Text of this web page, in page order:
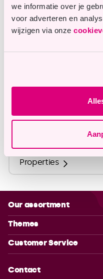
we informatie over je
voor adverteren en
wijzigen via onze
Questions or remarks?
Our customer service
Properties
Our assortment
Themes
Customer Service
Contact